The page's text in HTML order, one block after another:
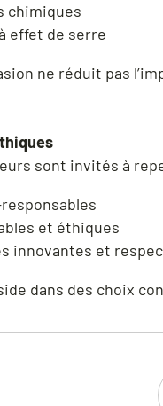
chimiques
effet de serre
ne réduit pas
sont invités à
et éthiques
innovantes et
dans des choix